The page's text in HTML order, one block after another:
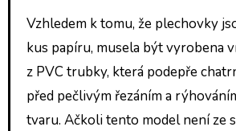
Vzhledem k tomu, že plechovky
kus papíru, musela být vyrobena
z PVC trubky, která podepře
před pečlivým řezáním a
tvaru. Ačkoli tento model není ze